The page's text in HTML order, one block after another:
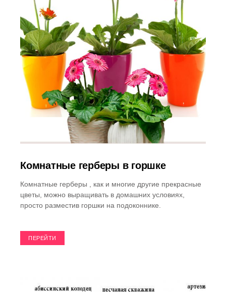
Комнатные герберы в горшке
Комнатные герберы , как и многие другие прекрасные
цветы, можно выращивать в домашних условиях,
просто разместив горшки на подоконнике.
ПЕРЕЙТИ